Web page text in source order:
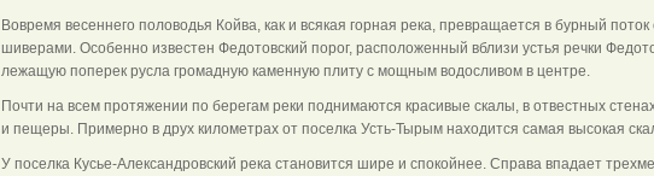
Вовремя весеннего половодья Койва, как и всякая горная река, превращается в бурный
шиверами. Особенно известен Федотовский порог, расположенный вблизи устья речки
лежащую поперек русла громадную каменную плиту с мощным водосливом в центре.
Почти на всем протяжении по берегам реки поднимаются красивые скалы, в отвестных
и пещеры. Примерно в друх километрах от поселка Усть-Тырым находится самая высокая
У поселка Кусье-Александровский река становится шире и спокойнее. Справа впадает